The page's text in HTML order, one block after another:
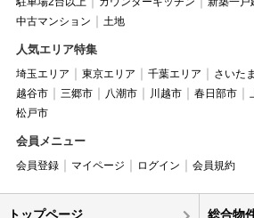
中古マンション
土地
人気エリア特集
埼玉エリア 東京エリア 千葉エリア さいた
越谷市
三郷市 八潮市 川越市 春日部市
松戸市
会員メニュー
会員登録 マイページ ログイン 会員規約
トップページ 総合物